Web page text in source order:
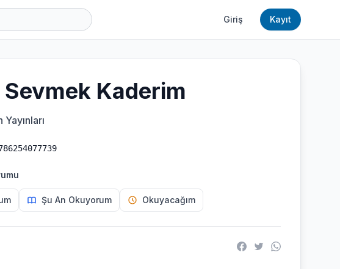
Giriş Kayıt
Sevmek Kaderim
Şu An Okuyorum Okuyacağım